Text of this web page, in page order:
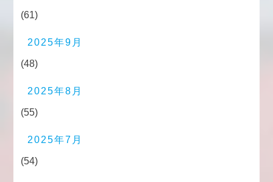
(61)
2025年9月
(48)
2025年8月
(55)
2025年7月
(54)